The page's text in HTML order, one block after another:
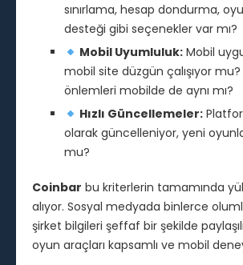
sınırlama, hesap dondurma,
desteği gibi seçenekler var mı?
Mobil Uyumluluk:Mobil
mobil site düzgün çalışıyor
önlemleri mobilde de aynı mı?
Hızlı Güncellemeler:
olarak güncelleniyor, yeni
mu?
Coinbar bu kriterlerin tamamında
alıyor. Sosyal medyada binlerce
şirket bilgileri şeffaf bir şekilde
oyun araçları kapsamlı ve mobil